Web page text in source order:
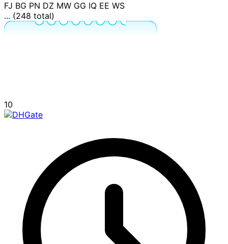
FJ BG PN DZ MW GG IQ EE WS
... (248 total)
10